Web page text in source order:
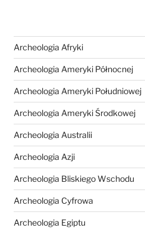
Archeologia Afryki
Archeologia Ameryki Północnej
Archeologia Ameryki Południowej
Archeologia Ameryki Środkowej
Archeologia Australii
Archeologia Azji
Archeologia Bliskiego Wschodu
Archeologia Cyfrowa
Archeologia Egiptu